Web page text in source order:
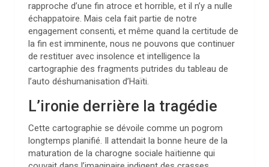
rapproche d’une fin atroce et horrible, et il n’y a nulle
échappatoire. Mais cela fait partie de notre
engagement consenti, et même quand la certitude de
la fin est imminente, nous ne pouvons que continuer
de restituer avec insolence et intelligence la
cartographie des fragments putrides du tableau de
l’auto déshumanisation d’Haïti.
L’ironie derrière la tragédie
Cette cartographie se dévoile comme un pogrom
longtemps planifié. Il attendait la bonne heure de la
maturation de la charogne sociale haïtienne qui